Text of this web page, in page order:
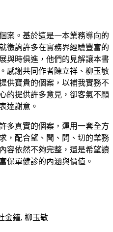
案。基於這是一本業務導向的
徵詢許多在實務界經驗豐富的
與時俱進，他們的見解讓本書
感謝共同作者陳立祥、柳玉敏
供寶貴的個案，以補我實務不
的提供許多意見，卻客氣不願
達謝意。
多真實的個案，運用一套全方
，配合望、聞、問、切的業務
容依然不夠完整，還是希望讀
保單健診的內涵與價值。
金鐘, 柳玉敏